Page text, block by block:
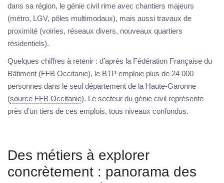
dans sa région, le génie civil rime avec chantiers majeurs
(métro, LGV, pôles multimodaux), mais aussi travaux de
proximité (voiries, réseaux divers, nouveaux quartiers
résidentiels).
Quelques chiffres à retenir : d’après la Fédération Française du
Bâtiment (FFB Occitanie), le BTP emploie plus de 24 000
personnes dans le seul département de la Haute-Garonne
(source FFB Occitanie). Le secteur du génie civil représente
près d’un tiers de ces emplois, tous niveaux confondus.
Des métiers à explorer
concrètement : panorama des